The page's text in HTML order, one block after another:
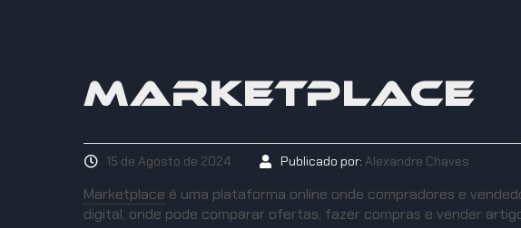
MARKETPLACE
15 de Agosto de 2024 Publicado por: Alexandre Chaves
Marketplace é uma plataforma online onde compradores e
digital, onde pode comparar ofertas, fazer compras e vender